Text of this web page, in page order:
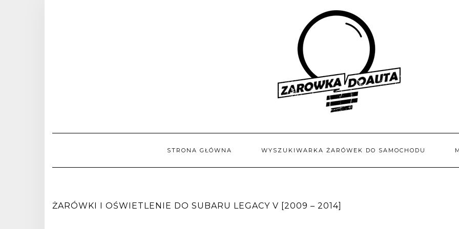
STRONA GŁÓWNA WYSZUKIWARKA ŻARÓWEK DO SAMOCHODU
ŻARÓWKI I OŚWIETLENIE DO SUBARU LEGACY V [2009 – 2014]